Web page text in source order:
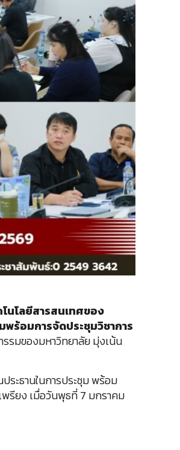
นโลยีสารสนเทศของ
พร้อมการจัดประชุมวิชาการ
รมของมหาวิทยาลัย มุ่งเน้น
ประธานในการประชุม พร้อม
รียง เมื่อวันพุธที่ 7 มกราคม